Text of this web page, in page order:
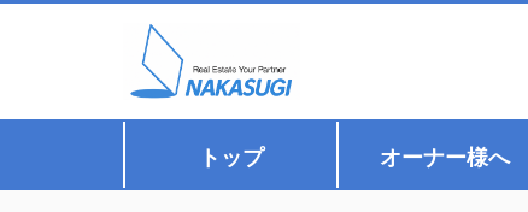
トップ オーナー様へ